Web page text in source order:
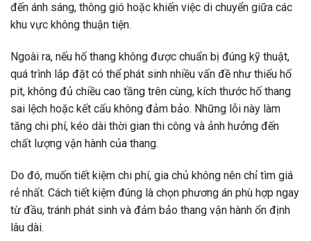
đến ánh sáng, thông gió hoặc khiến việc di chuyển giữa các
khu vực không thuận tiện.
Ngoài ra, nếu hố thang không được chuẩn bị đúng kỹ thuật,
quá trình lắp đặt có thể phát sinh nhiều vấn đề như thiếu hố
pit, không đủ chiều cao tầng trên cùng, kích thước hố thang
sai lệch hoặc kết cấu không đảm bảo. Những lỗi này làm
tăng chi phí, kéo dài thời gian thi công và ảnh hưởng đến
chất lượng vận hành của thang.
Do đó, muốn tiết kiệm chi phí, gia chủ không nên chỉ tìm giá
rẻ nhất. Cách tiết kiệm đúng là chọn phương án phù hợp ngay
từ đầu, tránh phát sinh và đảm bảo thang vận hành ổn định
lâu dài.